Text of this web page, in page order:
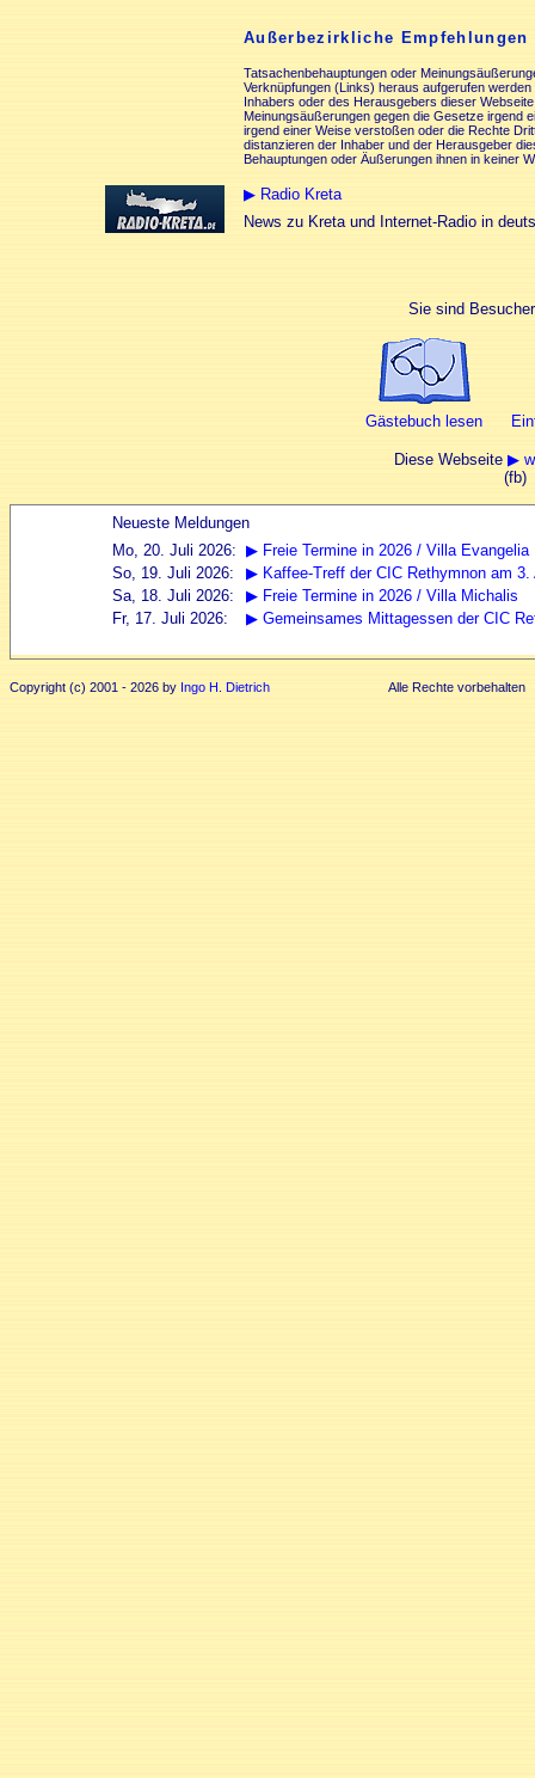
Außerbezirkliche Empfehlungen
Tatsachenbehauptungen oder
Verknüpfungen (Links) heraus aufgerufen
Inhabers oder des Herausgebers dieser
Meinungsäußerungen gegen die Gesetze irgend
irgend einer Weise verstoßen oder die Rechte
distanzieren der Inhaber und der Herausgeber
Behauptungen oder Äußerungen ihnen in keiner
▶ Radio Kreta
News zu Kreta und Internet-Radio in
Sie sind
Gästebuch lesen
Diese Webseite ▶
(fb)
Copyright (c) 2001 - 2026 by Ingo H. Dietrich Alle Rechte vorbehalten